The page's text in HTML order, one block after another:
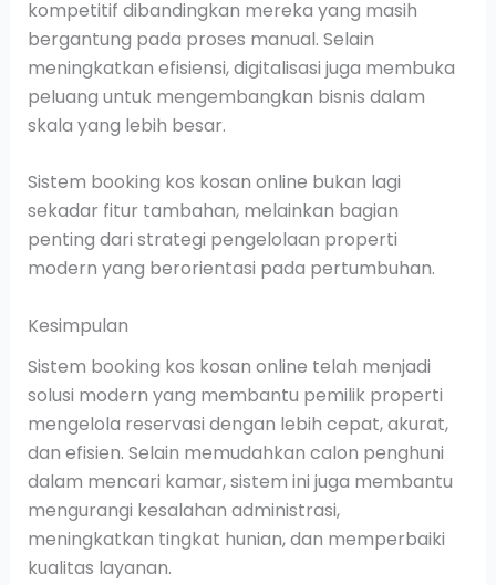
kompetitif dibandingkan mereka yang masih
bergantung pada proses manual. Selain
meningkatkan efisiensi, digitalisasi juga membuka
peluang untuk mengembangkan bisnis dalam
skala yang lebih besar.
Sistem booking kos kosan online bukan lagi
sekadar fitur tambahan, melainkan bagian
penting dari strategi pengelolaan properti
modern yang berorientasi pada pertumbuhan.
Kesimpulan
Sistem booking kos kosan online telah menjadi
solusi modern yang membantu pemilik properti
mengelola reservasi dengan lebih cepat, akurat,
dan efisien. Selain memudahkan calon penghuni
dalam mencari kamar, sistem ini juga membantu
mengurangi kesalahan administrasi,
meningkatkan tingkat hunian, dan memperbaiki
kualitas layanan.